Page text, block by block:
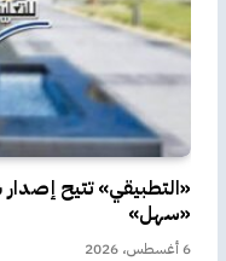
«التطبيقي» تتيح إصدار
«سهل»
6 أغسطس، 2026